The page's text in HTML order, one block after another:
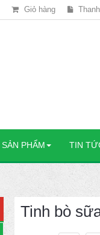
Giỏ hàng
SẢN PHẨM TIN
Tinh bò